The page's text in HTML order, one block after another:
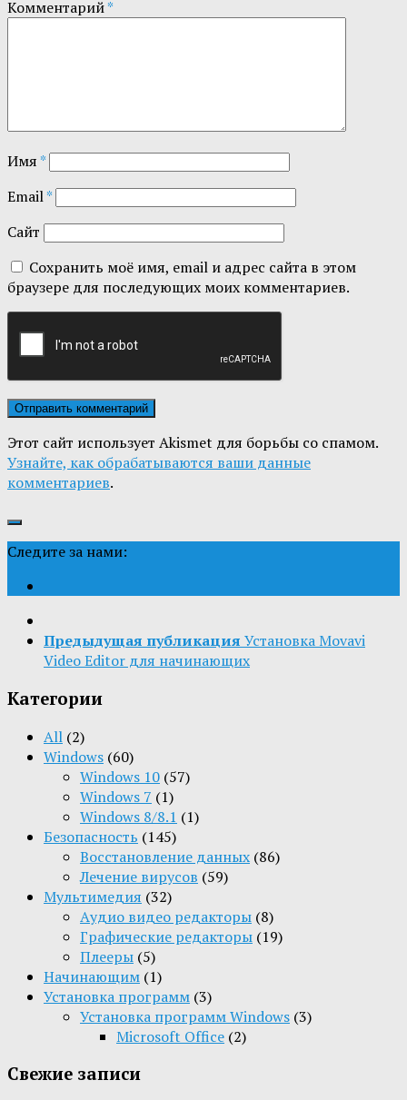
Комментарий*
Имя*
Email*
Сайт
Сохранить моё имя, email и адрес сайта в этом
браузере для последующих моих комментариев.
Этот сайт использует Akismet для борьбы со спамом.
Узнайте, как обрабатываются ваши данные
комментариев.
Следите за нами:
Предыдущая публикация Установка Movavi
Video Editor для начинающих
Категории
All (2)
Windows (60)
Windows 10 (57)
Windows 7 (1)
Windows 8/8.1 (1)
Безопасность (145)
Восстановление данных (86)
Лечение вирусов (59)
Мультимедия (32)
Aудио видео редакторы (8)
Графические редакторы (19)
Плееры (5)
Начинающим (1)
Установка программ (3)
Установка программ Windows (3)
Microsoft Office (2)
Свежие записи